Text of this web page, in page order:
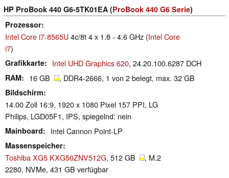
HP ProBook 440 G6-5TK01EA (ProBook 440 G6 Serie)
Prozessor
Intel Core i7-8565U4c/8t 4 x 1.8 - 4.6 GHz (Intel Core
i7)
Grafikkarte Intel UHD Graphics 620, 24.20.100.6287 DCH
RAM 16 GB , DDR4-2666, 1 von 2 belegt, max. 32 GB
Bildschirm
14.00 Zoll 16:9, 1920 x 1080 Pixel 157 PPI, LG
Philips, LGD05F1, IPS, spiegelnd: nein
Mainboard Intel Cannon Point-LP
Massenspeicher
Toshiba XG5 KXG50ZNV512G, 512 GB
, M.2
2280, NVMe, 431 GB verfügbar